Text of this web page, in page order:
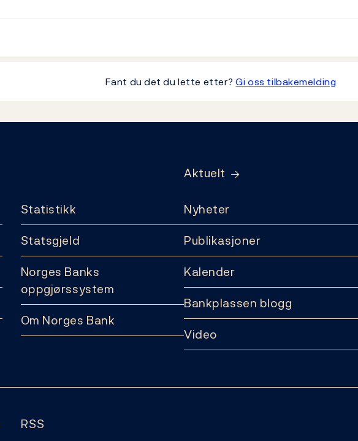
Fant du det du lette etter?Gi oss tilbakemelding
Statistikk
Statsgjeld
Norges Banks
oppgjørssystem
Om Norges Bank
Aktuelt
Nyheter
Publikasjoner
Kalender
Bankplassen blogg
Video
RSS